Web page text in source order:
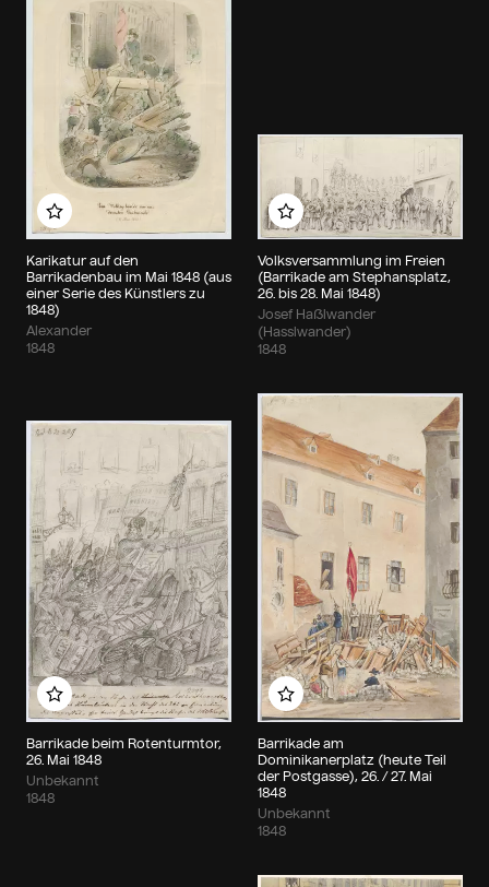
Karikatur auf den
Barrikadenbau im Mai 1848 (aus
einer Serie des Künstlers zu
1848)
Alexander
1848
Zu meinem Album hinzufügen
Volksversammlung im Freien
(Barrikade am Stephansplatz,
26. bis 28. Mai 1848)
Josef Haßlwander
(Hasslwander)
1848
Zu meinem Album
Barrikade beim Rotenturmtor,
26. Mai 1848
Unbekannt
1848
Zu meinem Album hinzufügen
Barrikade am
Dominikanerplatz (heute Teil
der Postgasse), 26. / 27. Mai
1848
Unbekannt
1848
Zu meinem Album